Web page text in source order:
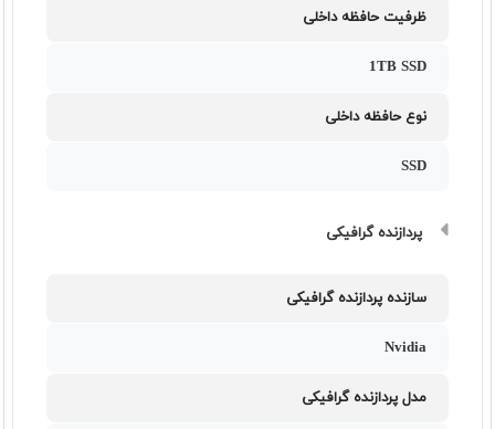
ظرفیت حافظه داخلی
1TB SSD
نوع حافظه داخلی
SSD
پردازنده گرافیکی
سازنده پردازنده گرافیکی
Nvidia
مدل پردازنده گرافیکی